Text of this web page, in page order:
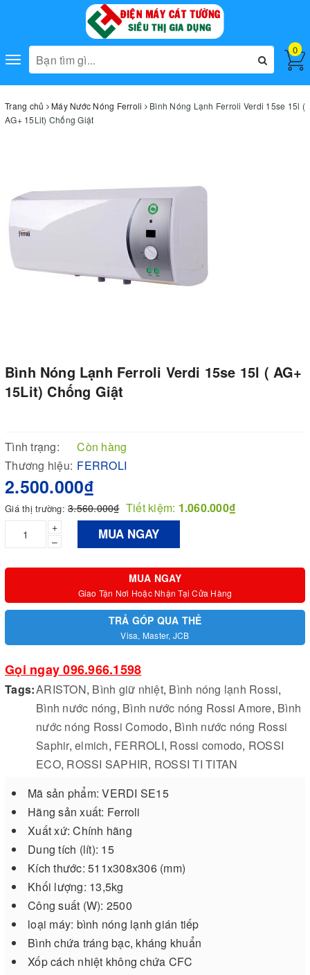
Toggle
navigation
0
Trang chủ Máy Nước Nóng Ferroli
Bình Nóng Lạnh Ferroli Verdi 15se 15l (
AG+ 15Lit) Chống Giật
Bình Nóng Lạnh Ferroli Verdi 15se 15l ( AG+
15Lit) Chống Giật
Tình trạng:
Còn hàng
Thương hiệu: FERROLI
2.500.000₫
Giá thị trường: 3.560.000₫ Tiết kiệm: 1.060.000₫
+
–
MUA NGAY
MUA NGAY
Giao Tận Nơi Hoặc Nhận Tại Cửa Hàng
TRẢ GÓP QUA THẺ
Visa, Master, JCB
Gọi ngay 096.966.1598
Tags:ARISTON, Bình giữ nhiệt, Bình nóng lạnh Rossi,
Bình nước nóng, Bình nước nóng Rossi Amore, Bình
nước nóng Rossi Comodo, Bình nước nóng Rossi
Saphir, elmich, FERROLI, Rossi comodo, ROSSI
ECO, ROSSI SAPHIR, ROSSI TI TITAN
Mã sản phẩm: VERDI SE15
Hãng sản xuất: Ferroli
Xuất xứ: Chính hãng
Dung tích (lít): 15
Kích thước: 511x308x306 (mm)
Khối lượng: 13,5kg
Công suất (W): 2500
loại máy: bình nóng lạnh gián tiếp
Bình chứa tráng bạc, kháng khuẩn
Xốp cách nhiệt không chứa CFC